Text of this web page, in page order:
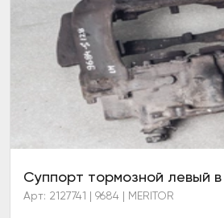
Арт: 2127741 | 9684 | MERITOR